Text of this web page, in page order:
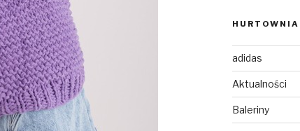
adidas
Aktualności
Baleriny